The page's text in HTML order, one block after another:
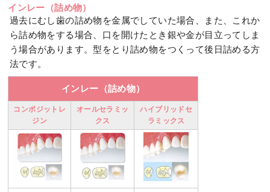
インレー（詰め物）
過去にむし歯の詰め物を金属でしていた場合、また、これか
ら詰め物をする場合、口を開けたとき銀や金が目立ってしま
う場合があります。型をとり詰め物をつくって後日詰める方
法です。
インレー（詰め物）
コンポジットレ
ジン
オールセラミッ
クス
ハイブリッドセ
ラミックス